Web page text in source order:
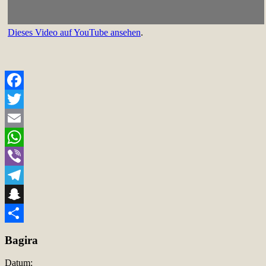
Dieses Video auf YouTube ansehen.
Facebook
Twitter
Email
WhatsApp
Viber
Telegram
Snapchat
Bagira
Datum: